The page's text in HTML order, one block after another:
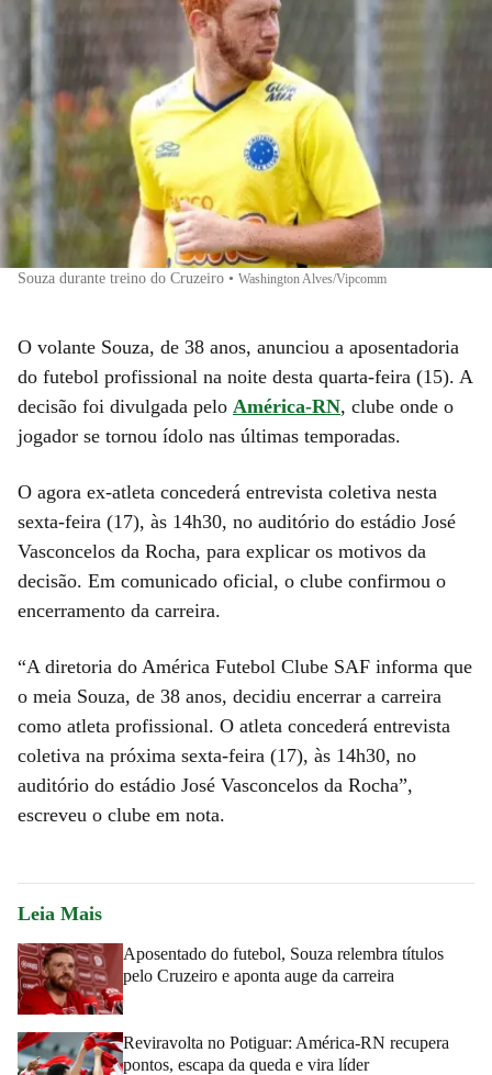
Souza durante treino do Cruzeiro • Washington Alves/Vipcomm
O volante Souza, de 38 anos, anunciou a aposentadoria
do futebol profissional na noite desta quarta-feira (15). A
decisão foi divulgada pelo América-RN, clube onde o
jogador se tornou ídolo nas últimas temporadas.
O agora ex-atleta concederá entrevista coletiva nesta
sexta-feira (17), às 14h30, no auditório do estádio José
Vasconcelos da Rocha, para explicar os motivos da
decisão. Em comunicado oficial, o clube confirmou o
encerramento da carreira.
“A diretoria do América Futebol Clube SAF informa que
o meia Souza, de 38 anos, decidiu encerrar a carreira
como atleta profissional. O atleta concederá entrevista
coletiva na próxima sexta-feira (17), às 14h30, no
auditório do estádio José Vasconcelos da Rocha”,
escreveu o clube em nota.
Leia Mais
Aposentado do futebol, Souza relembra títulos
pelo Cruzeiro e aponta auge da carreira
Reviravolta no Potiguar: América-RN recupera
pontos, escapa da queda e vira líder